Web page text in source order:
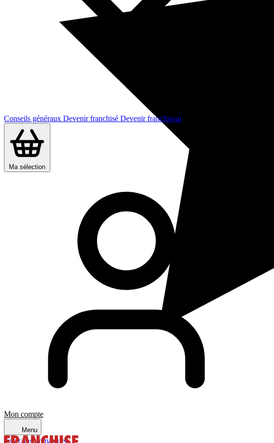
Conseils généraux Devenir franchisé Devenir franchiseur
Ma sélection
Mon compte
Menu
avis consommateurs